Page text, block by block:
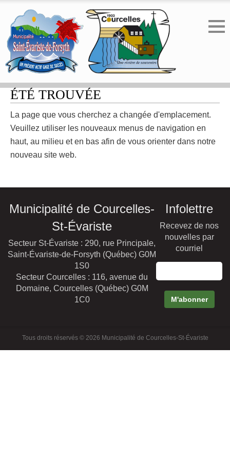
ERREUR 404 - LA PAGE N'A PAS
ÉTÉ TROUVÉE
La page que vous cherchez a changée d'emplacement.
Veuillez utiliser les nouveaux menus de navigation en
haut, au milieu et en bas afin de vous orienter dans notre
nouveau site web.
Municipalité de Courcelles-
St-Évariste
Secteur St-Évariste : 290, rue Principale,
Saint-Évariste-de-Forsyth (Québec) G0M
1S0
Secteur Courcelles : 116, avenue du
Domaine, Courcelles (Québec) G0M
1C0
Infolettre
Recevez de nos
nouvelles par
courriel
Tous droits réservés © 2026 Municipalité de Courcelles-St-Évariste